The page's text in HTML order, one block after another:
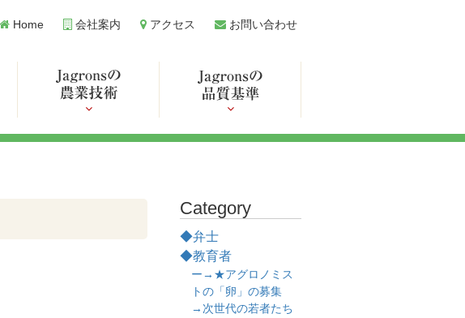
Home 会社案内 アクセス お問い合わせ
Category
◆弁士
◆教育者
ー→★アグロノミス
トの「卵」の募集
→次世代の若者たち